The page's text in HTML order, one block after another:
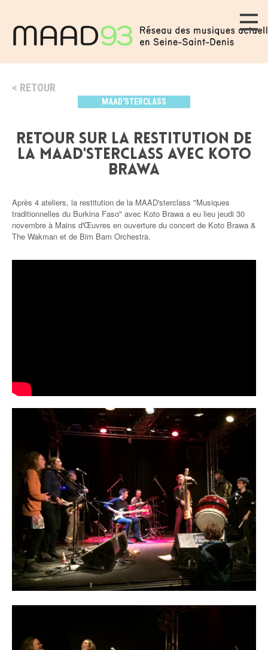
RETOUR
MAAD'STERCLASS
Retour sur la restitution de
la MAAD'sterclass avec Koto
Brawa
Après 4 ateliers, la restitution de la MAAD'sterclass "Musiques
traditionnelles du Burkina Faso" avec Koto Brawa a eu lieu jeudi 30
novembre à Mains d'Œuvres en ouverture du concert de Koto Brawa &
The Wakman et de Bim Bam Orchestra.